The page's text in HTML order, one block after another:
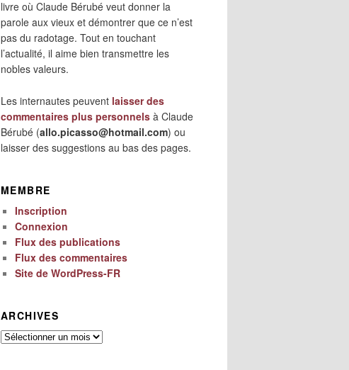
livre où Claude Bérubé veut donner la
parole aux vieux et démontrer que ce n’est
pas du radotage. Tout en touchant
l’actualité, il aime bien transmettre les
nobles valeurs.
Les internautes peuvent laisser des
commentaires plus personnels à Claude
Bérubé (allo.picasso@hotmail.com) ou
laisser des suggestions au bas des pages.
MEMBRE
Inscription
Connexion
Flux des publications
Flux des commentaires
Site de WordPress-FR
ARCHIVES
Archives